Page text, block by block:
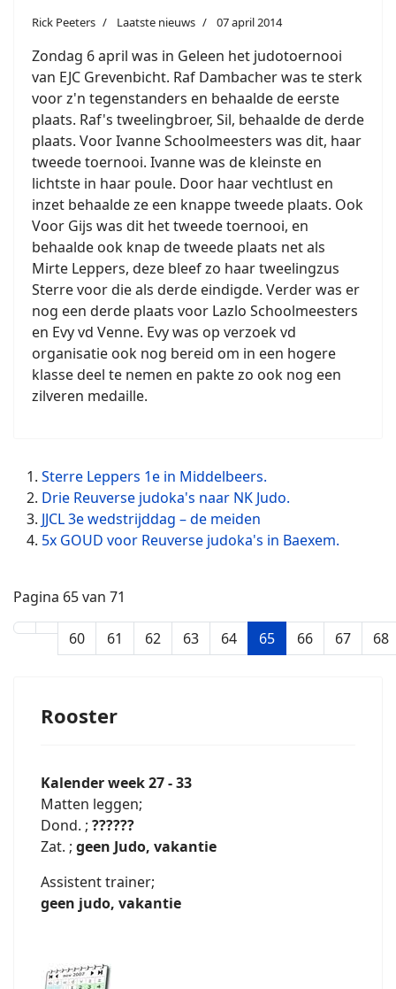
Rick Peeters Laatste nieuws 07 april 2014
Zondag 6 april was in Geleen het judotoernooi
van EJC Grevenbicht. Raf Dambacher was te sterk
voor z'n tegenstanders en behaalde de eerste
plaats. Raf's tweelingbroer, Sil, behaalde de derde
plaats. Voor Ivanne Schoolmeesters was dit, haar
tweede toernooi. Ivanne was de kleinste en
lichtste in haar poule. Door haar vechtlust en
inzet behaalde ze een knappe tweede plaats. Ook
Voor Gijs was dit het tweede toernooi, en
behaalde ook knap de tweede plaats net als
Mirte Leppers, deze bleef zo haar tweelingzus
Sterre voor die als derde eindigde. Verder was er
nog een derde plaats voor Lazlo Schoolmeesters
en Evy vd Venne. Evy was op verzoek vd
organisatie ook nog bereid om in een hogere
klasse deel te nemen en pakte zo ook nog een
zilveren medaille.
Sterre Leppers 1e in Middelbeers.
Drie Reuverse judoka's naar NK Judo.
JJCL 3e wedstrijddag – de meiden
5x GOUD voor Reuverse judoka's in Baexem.
Pagina 65 van 71
60 61 62 63 64 65 66 67 68
Rooster
Kalender week 27 - 33
Matten leggen;
Dond. ; ??????
Zat. ; geen Judo, vakantie
Assistent trainer;
geen judo, vakantie